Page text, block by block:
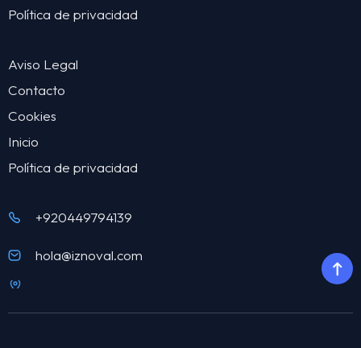
Política de privacidad
Aviso Legal
Contacto
Cookies
Inicio
Política de privacidad
+920449794139
hola@iznoval.com